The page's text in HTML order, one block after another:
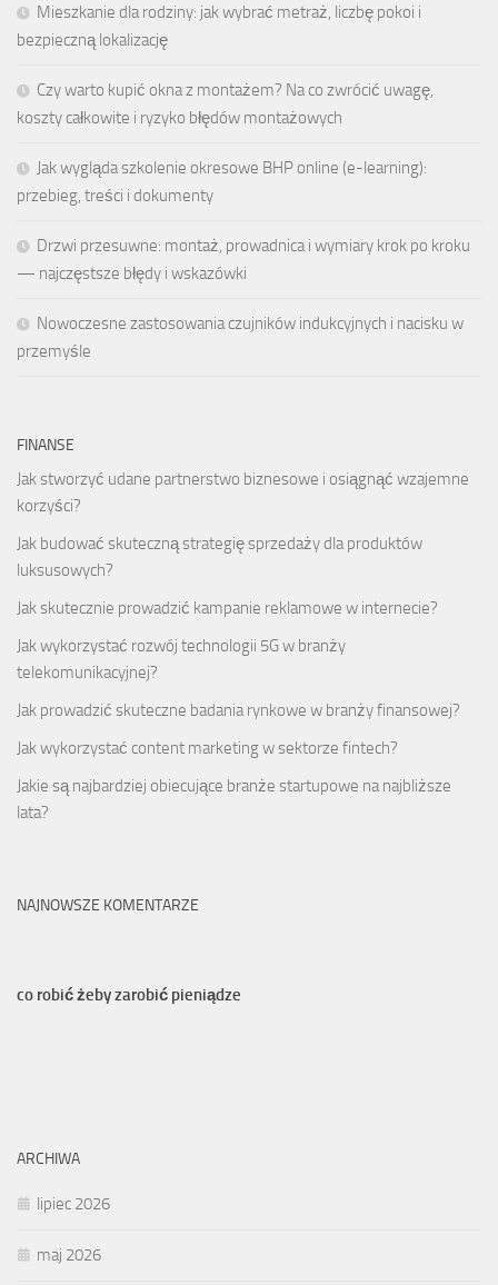
Mieszkanie dla rodziny: jak wybrać metraż, liczbę pokoi i
bezpieczną lokalizację
Czy warto kupić okna z montażem? Na co zwrócić uwagę,
koszty całkowite i ryzyko błędów montażowych
Jak wygląda szkolenie okresowe BHP online (e-learning):
przebieg, treści i dokumenty
Drzwi przesuwne: montaż, prowadnica i wymiary krok po kroku
— najczęstsze błędy i wskazówki
Nowoczesne zastosowania czujników indukcyjnych i nacisku w
przemyśle
FINANSE
Jak stworzyć udane partnerstwo biznesowe i osiągnąć wzajemne
korzyści?
Jak budować skuteczną strategię sprzedaży dla produktów
luksusowych?
Jak skutecznie prowadzić kampanie reklamowe w internecie?
Jak wykorzystać rozwój technologii 5G w branży
telekomunikacyjnej?
Jak prowadzić skuteczne badania rynkowe w branży finansowej?
Jak wykorzystać content marketing w sektorze fintech?
Jakie są najbardziej obiecujące branże startupowe na najbliższe
lata?
NAJNOWSZE KOMENTARZE
co robić żeby zarobić pieniądze
ARCHIWA
lipiec 2026
maj 2026